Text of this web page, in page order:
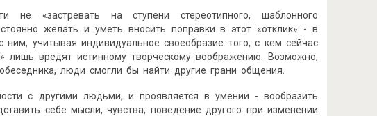
не «застревать на ступени стереотипного, шаблонного
желать и уметь вносить поправки в этот «отклик» - в
учитывая индивидуальное своеобразие того, с кем сейчас
вредят истинному творческому воображению. Возможно,
люди смогли бы найти другие грани общения.
с другими людьми, и проявляется в умении - вообразить
себе мысли, чувства, поведение другого при изменении